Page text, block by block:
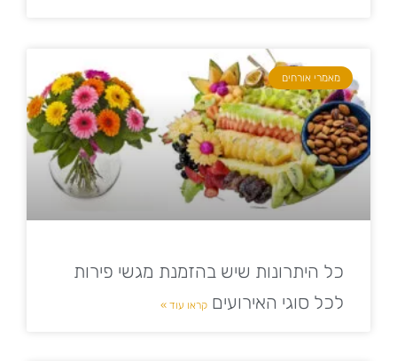
מאמרי אורחים
כל היתרונות שיש בהזמנת מגשי פירות
לכל סוגי האירועים קראו עוד »